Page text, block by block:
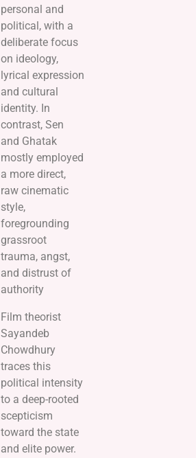
personal and
political, with a
deliberate focus
on ideology,
lyrical expression
and cultural
identity. In
contrast, Sen
and Ghatak
mostly employed
a more direct,
raw cinematic
style,
foregrounding
grassroot
trauma, angst,
and distrust of
authority
Film theorist
Sayandeb
Chowdhury
traces this
political intensity
to a deep-rooted
scepticism
toward the state
and elite power.